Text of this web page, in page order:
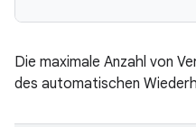
Die maximale Anzahl von
des automatischen